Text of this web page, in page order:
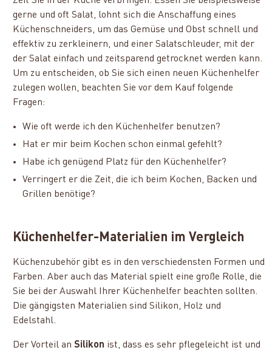
gerne und oft Salat, lohnt sich die Anschaffung eines
Küchenschneiders, um das Gemüse und Obst schnell und
effektiv zu zerkleinern, und einer Salatschleuder, mit der
der Salat einfach und zeitsparend getrocknet werden kann.
Um zu entscheiden, ob Sie sich einen neuen Küchenhelfer
zulegen wollen, beachten Sie vor dem Kauf folgende
Fragen:
Wie oft werde ich den Küchenhelfer benutzen?
Hat er mir beim Kochen schon einmal gefehlt?
Habe ich genügend Platz für den Küchenhelfer?
Verringert er die Zeit, die ich beim Kochen, Backen und
Grillen benötige?
Küchenhelfer-Materialien im Vergleich
Küchenzubehör gibt es in den verschiedensten Formen und
Farben. Aber auch das Material spielt eine große Rolle, die
Sie bei der Auswahl Ihrer Küchenhelfer beachten sollten.
Die gängigsten Materialien sind Silikon, Holz und
Edelstahl.
Der Vorteil anSilikon ist, dass es sehr pflegeleicht ist und